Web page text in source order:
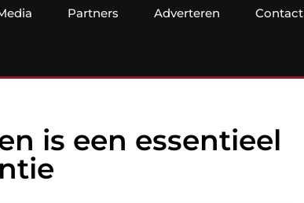
Partners Adverteren Contact
is een essentieel